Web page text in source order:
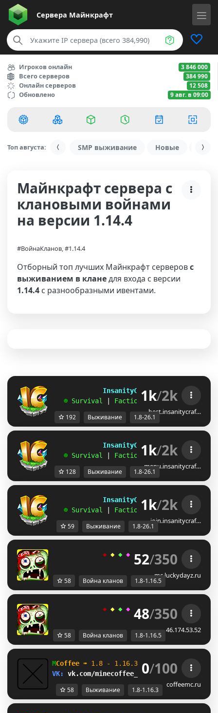
Сервера Майнкрафт
Игроков онлайн 3 846 000
Всего серверов 384 990
Онлайн серверов 12 508
Обновлено 9 авг. в 09:00
Топ августа: SMP выживание Новые С
Майнкрафт сервера с
клановыми войнами
на версии 1.14.4
#ВойнаКланов, #1.14.4
Отборный топ лучших Майнкрафт серверовс
выживанием в кланедля входа с версии
1.14.4 с разнообразными ивентами.
InsanityCraft || 1.8 - 26.1
☻ Survival Factions | Skyblock
1k/2k
best.insanitycraf…
192 Выживание 1.8-26.1
InsanityCraft || 1.8 - 26.1
☻ Survival Factions | Skyblock
1k/2k
menu.insanitycraf…
128 Выживание 1.8-26.1
InsanityCraft || 1.8 - 26.1
☻ Survival Factions | Skyblock
1k/2k
join.insanitycraf…
59 Выживание 1.8-26.1
◆ ◆ ◆ ◆ ◆ ＬＵＣＫＹ- ＤＡＹＺ
52/350
mc.luckydayz.ru
58 Война кланов 1.8-1.16.5
◆ ◆ ◆ ◆ ◆ ＬＵＣＫＹ- ＤＡＹＺ
48/350
46.174.53.52
58 Война кланов 1.8-1.16.5
MCoffee ➠ 1.8 -
VK: vk.com/minecoffee_server
0/100
coffeemc.ru
58 Выживание 1.8-1.16.3